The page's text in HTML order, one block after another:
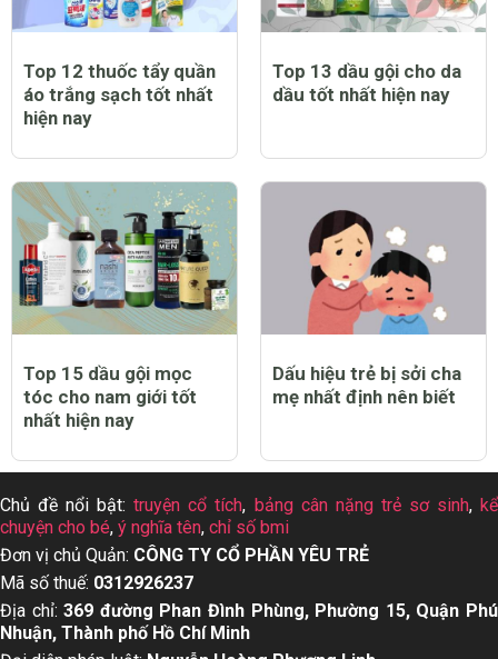
Top 12 thuốc tẩy quần
áo trắng sạch tốt nhất
hiện nay
Top 13 dầu gội cho da
dầu tốt nhất hiện nay
Top 15 dầu gội mọc
tóc cho nam giới tốt
nhất hiện nay
Dấu hiệu trẻ bị sởi cha
mẹ nhất định nên biết
Chủ đề nổi bật:truyện cổ tích, bảng cân nặng trẻ sơ sinh,kể
chuyện cho bé, ý nghĩa tên, chỉ số bmi
Đơn vị chủ Quản: CÔNG TY CỔ PHẦN YÊU TRẺ
Mã số thuế: 0312926237
Địa chỉ:369 đường Phan Đình Phùng, Phường 15, Quận Phú
Nhuận, Thành phố Hồ Chí Minh